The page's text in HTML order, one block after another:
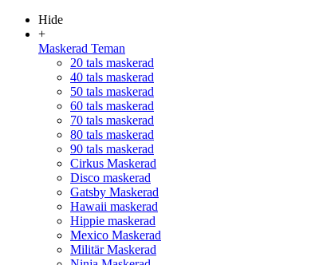
Hide
+
Maskerad Teman
20 tals maskerad
40 tals maskerad
50 tals maskerad
60 tals maskerad
70 tals maskerad
80 tals maskerad
90 tals maskerad
Cirkus Maskerad
Disco maskerad
Gatsby Maskerad
Hawaii maskerad
Hippie maskerad
Mexico Maskerad
Militär Maskerad